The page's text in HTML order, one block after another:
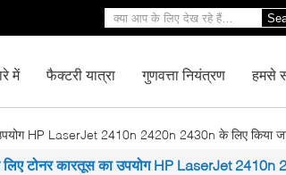
में फैक्टरी यात्रा गुणवत्ता नियंत्रण हमसे
HP LaserJet 2410n 2420n 2430n के लिए किया
टोनर कारतूस का उपयोग HP LaserJet 2410n